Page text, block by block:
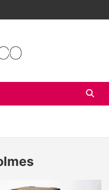
et du design